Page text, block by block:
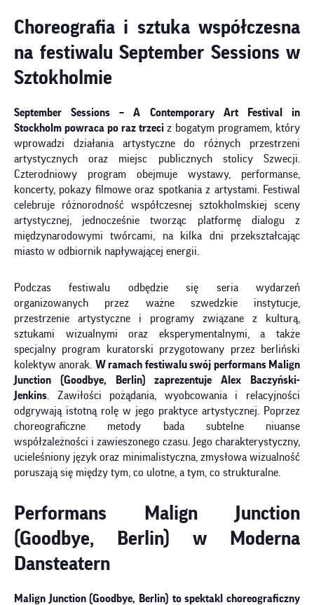
Choreografia i sztuka współczesna
na festiwalu September Sessions w
Sztokholmie
September Sessions – A Contemporary Art Festival in
Stockholm powraca po raz trzeci z bogatym programem, który
wprowadzi działania artystyczne do różnych przestrzeni
artystycznych oraz miejsc publicznych stolicy Szwecji.
Czterodniowy program obejmuje wystawy, performanse,
koncerty, pokazy filmowe oraz spotkania z artystami. Festiwal
celebruje różnorodność współczesnej sztokholmskiej sceny
artystycznej, jednocześnie tworząc platformę dialogu z
międzynarodowymi twórcami, na kilka dni przekształcając
miasto w odbiornik napływającej energii.
Podczas festiwalu odbędzie się seria wydarzeń
organizowanych przez ważne szwedzkie instytucje,
przestrzenie artystyczne i programy związane z kulturą,
sztukami wizualnymi oraz eksperymentalnymi, a także
specjalny program kuratorski przygotowany przez berliński
kolektyw anorak. W ramach festiwalu swój performans Malign
Junction (Goodbye, Berlin) zaprezentuje Alex Baczyński-
Jenkins . Zawiłości pożądania, wyobcowania i relacyjności
odgrywają istotną rolę w jego praktyce artystycznej. Poprzez
choreograficzne metody bada subtelne niuanse
współzależności i zawieszonego czasu. Jego charakterystyczny,
ucieleśniony język oraz minimalistyczna, zmysłowa wizualność
poruszają się między tym, co ulotne, a tym, co strukturalne.
Performans
Malign Junction
(Goodbye, Berlin) w Moderna
Dansteatern
Malign Junction (Goodbye, Berlin) to spektakl choreograficzny